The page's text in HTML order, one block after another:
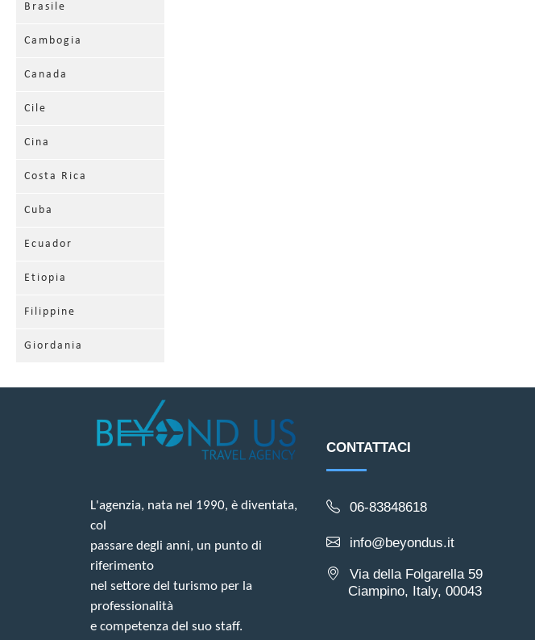
Brasile
Cambogia
Canada
Cile
Cina
Costa Rica
Cuba
Ecuador
Etiopia
Filippine
Giordania
L'agenzia, nata nel 1990, è diventata,
col
passare degli anni, un punto di
riferimento
nel settore del turismo per la
professionalità
e competenza del suo staff.
CONTATTACI
06-83848618
info@beyondus.it
Via della Folgarella 59
Ciampino, Italy, 00043